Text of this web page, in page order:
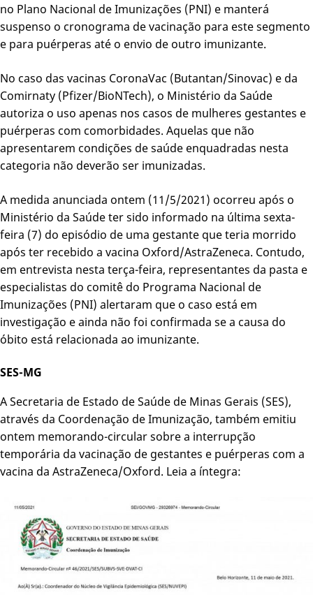
no Plano Nacional de Imunizações (PNI) e manterá
suspenso o cronograma de vacinação para este segmento
e para puérperas até o envio de outro imunizante.
No caso das vacinas CoronaVac (Butantan/Sinovac) e da
Comirnaty (Pfizer/BioNTech), o Ministério da Saúde
autoriza o uso apenas nos casos de mulheres gestantes e
puérperas com comorbidades. Aquelas que não
apresentarem condições de saúde enquadradas nesta
categoria não deverão ser imunizadas.
A medida anunciada ontem (11/5/2021) ocorreu após o
Ministério da Saúde ter sido informado na última sexta-
feira (7) do episódio de uma gestante que teria morrido
após ter recebido a vacina Oxford/AstraZeneca. Contudo,
em entrevista nesta terça-feira, representantes da pasta e
especialistas do comitê do Programa Nacional de
Imunizações (PNI) alertaram que o caso está em
investigação e ainda não foi confirmada se a causa do
óbito está relacionada ao imunizante.
SES-MG
A Secretaria de Estado de Saúde de Minas Gerais (SES),
através da Coordenação de Imunização, também emitiu
ontem memorando-circular sobre a interrupção
temporária da vacinação de gestantes e puérperas com a
vacina da AstraZeneca/Oxford. Leia a íntegra: